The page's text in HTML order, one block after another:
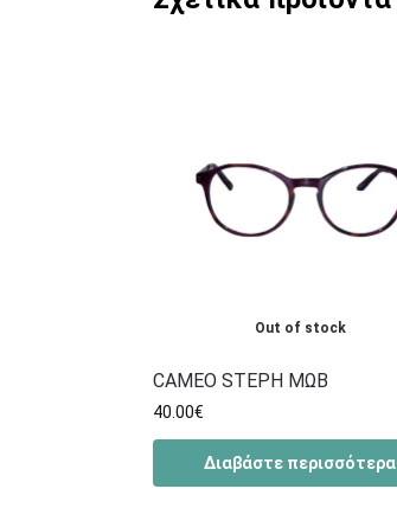
Out of stock
CAMEO STEPH ΜΩΒ
40.00€
Διαβάστε περισσότερα